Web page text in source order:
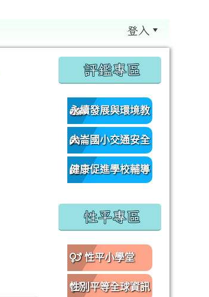
登入
\
:::
評鑑專區
永續發展與環境教
育資源網
大崙國小交通安全
網
健康促進學校輔導
性平專區
性平小學堂
性別平等全球資訊